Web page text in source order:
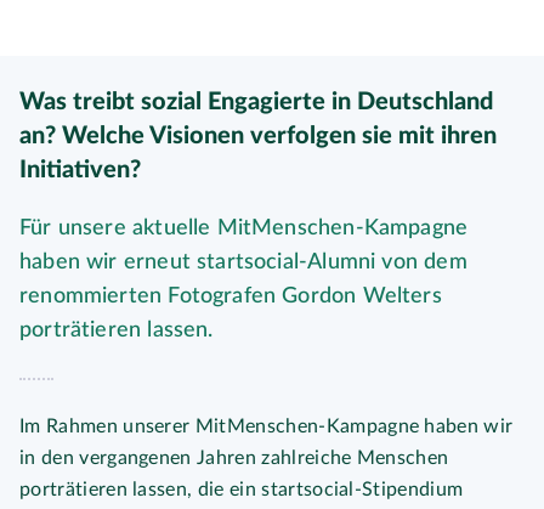
Was treibt sozial Engagierte in Deutschland
an? Welche Visionen verfolgen sie mit ihren
Initiativen?
Für unsere aktuelle MitMenschen-Kampagne
haben wir erneut startsocial-Alumni von dem
renommierten Fotografen Gordon Welters
porträtieren lassen.
Im Rahmen unserer MitMenschen-Kampagne haben wir
in den vergangenen Jahren zahlreiche Menschen
porträtieren lassen, die ein startsocial-Stipendium